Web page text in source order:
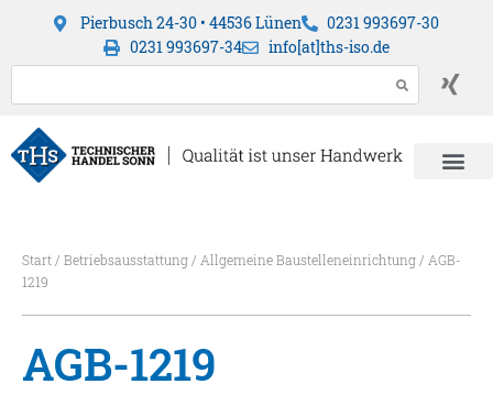
Pierbusch 24-30 • 44536 Lünen
0231 993697-30
0231 993697-34
info[at]ths-iso.de
Start/ Betriebsausstattung/ Allgemeine Baustelleneinrichtung/ AGB-
1219
AGB-1219